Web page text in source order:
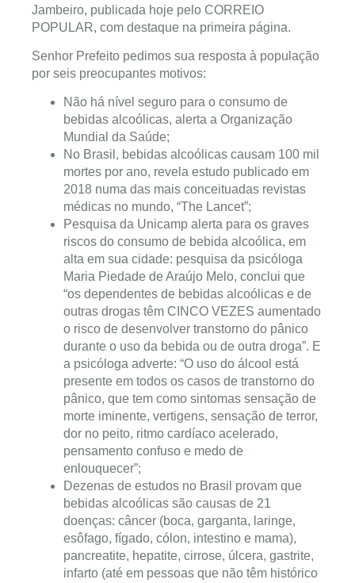
Jambeiro, publicada hoje pelo CORREIO
POPULAR, com destaque na primeira página.
Senhor Prefeito pedimos sua resposta à população
por seis preocupantes motivos:
Não há nível seguro para o consumo de
bebidas alcoólicas, alerta a Organização
Mundial da Saúde;
No Brasil, bebidas alcoólicas causam 100 mil
mortes por ano, revela estudo publicado em
2018 numa das mais conceituadas revistas
médicas no mundo, “The Lancet”;
Pesquisa da Unicamp alerta para os graves
riscos do consumo de bebida alcoólica, em
alta em sua cidade: pesquisa da psicóloga
Maria Piedade de Araújo Melo, conclui que
“os dependentes de bebidas alcoólicas e de
outras drogas têm CINCO VEZES aumentado
o risco de desenvolver transtorno do pânico
durante o uso da bebida ou de outra droga”. E
a psicóloga adverte: “O uso do álcool está
presente em todos os casos de transtorno do
pânico, que tem como sintomas sensação de
morte iminente, vertigens, sensação de terror,
dor no peito, ritmo cardíaco acelerado,
pensamento confuso e medo de
enlouquecer”;
Dezenas de estudos no Brasil provam que
bebidas alcoólicas são causas de 21
doenças: câncer (boca, garganta, laringe,
esôfago, fígado, cólon, intestino e mama),
pancreatite, hepatite, cirrose, úlcera, gastrite,
infarto (até em pessoas que não têm histórico